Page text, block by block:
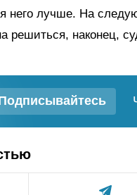
него лучше. На
решиться, наконец,